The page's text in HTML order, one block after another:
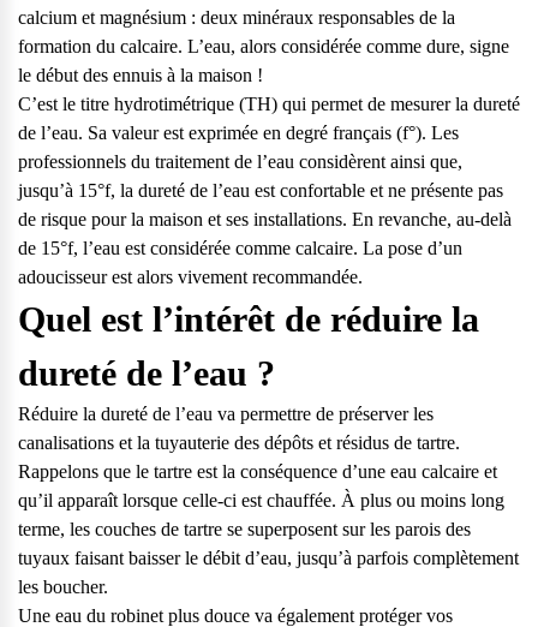
calcium et magnésium : deux minéraux responsables de la
formation du calcaire. L’eau, alors considérée comme dure, signe
le début des ennuis à la maison !
C’est le titre hydrotimétrique (TH) qui permet de mesurer la dureté
de l’eau. Sa valeur est exprimée en degré français (f°). Les
professionnels du traitement de l’eau considèrent ainsi que,
jusqu’à 15°f, la dureté de l’eau est confortable et ne présente pas
de risque pour la maison et ses installations. En revanche, au-delà
de 15°f, l’eau est considérée comme calcaire. La pose d’un
adoucisseur est alors vivement recommandée.
Quel est l’intérêt de réduire la
dureté de l’eau ?
Réduire la dureté de l’eau va permettre de préserver les
canalisations et la tuyauterie des dépôts et résidus de tartre.
Rappelons que le tartre est la conséquence d’une eau calcaire et
qu’il apparaît lorsque celle-ci est chauffée. À plus ou moins long
terme, les couches de tartre se superposent sur les parois des
tuyaux faisant baisser le débit d’eau, jusqu’à parfois complètement
les boucher.
Une eau du robinet plus douce va également protéger vos
Questions fréquentes
Consultez notre page de FAQ pour trouver toutes les réponses à
vos questions.
Service après-vente
de votre matériel ? Culligan est là pour vous
Contactez notre service client